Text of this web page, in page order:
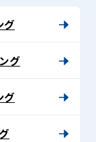
グ
グ
グ